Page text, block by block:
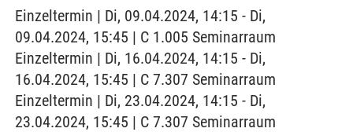
Einzeltermin | Di, 09.04.2024, 14:15 - Di,
09.04.2024, 15:45 | C 1.005 Seminarraum
Einzeltermin | Di, 16.04.2024, 14:15 - Di,
16.04.2024, 15:45 | C 7.307 Seminarraum
Einzeltermin | Di, 23.04.2024, 14:15 - Di,
23.04.2024, 15:45 | C 7.307 Seminarraum